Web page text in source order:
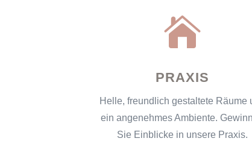

PRAXIS
Helle, freundlich gestaltete Räume
ein angenehmes Ambiente.
Sie Einblicke in unsere Praxis.